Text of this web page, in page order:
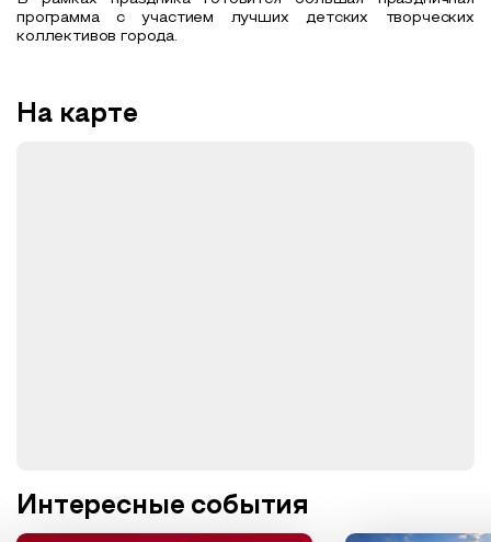
программа с участием лучших детских творческих
коллективов города.
На карте
Интересные события